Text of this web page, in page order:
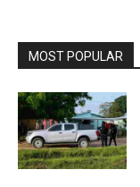
MOST POPULAR